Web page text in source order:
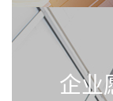
企业